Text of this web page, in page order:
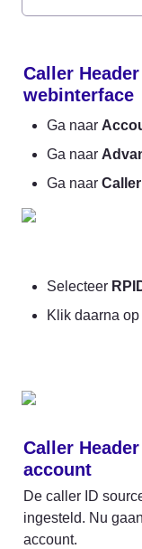
Caller
webinterface
Ga naar
Ga naar
Ga naar
Selecteer
Klik daarna op
Caller
account
De caller ID
ingesteld. Nu
account.